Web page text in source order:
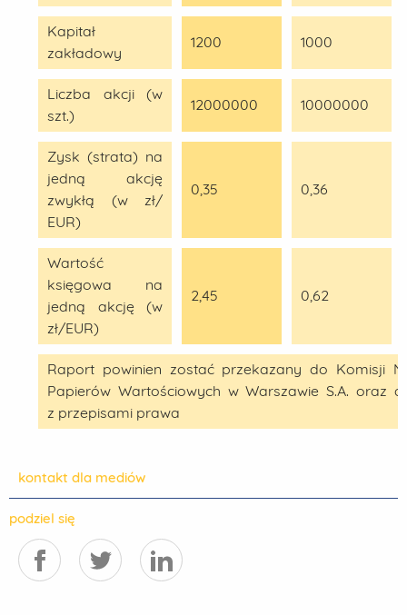
Kapitał
zakładowy
1200 1000
Liczba akcji (w
szt.)
12000000 10000000
Zysk (strata) na
jedną akcję
zwykłą (w zł/
EUR)
0,35 0,36
Wartość
księgowa na
jedną akcję (w
zł/EUR)
2,45 0,62
Raport powinien zostać przekazany do Komisji
Papierów Wartościowych w Warszawie S.A. oraz
z przepisami prawa
kontakt dla mediów
podziel się